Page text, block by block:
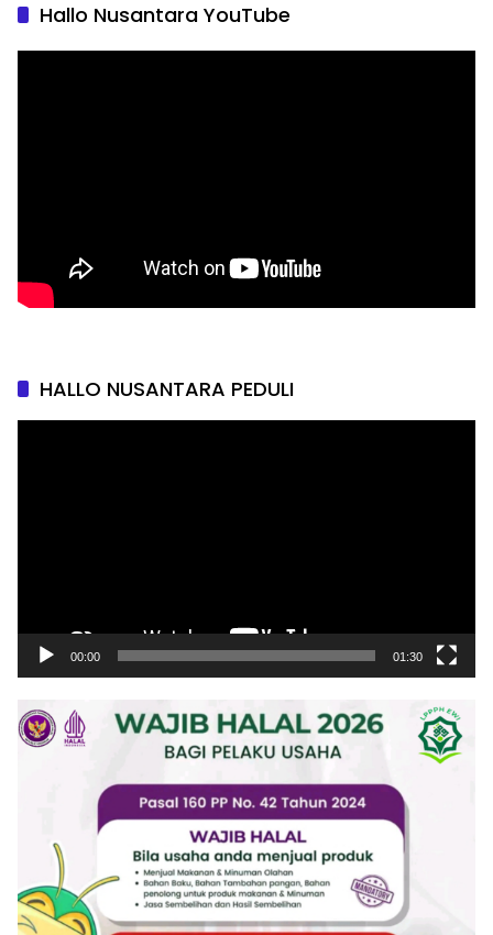
Hallo Nusantara YouTube
HALLO NUSANTARA PEDULI
00:00 01:30